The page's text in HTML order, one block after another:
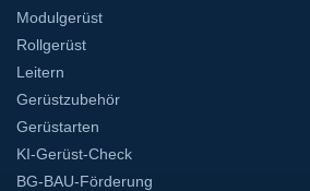
Modulgerüst
Rollgerüst
Leitern
Gerüstzubehör
Gerüstarten
KI-Gerüst-Check
BG-BAU-Förderung